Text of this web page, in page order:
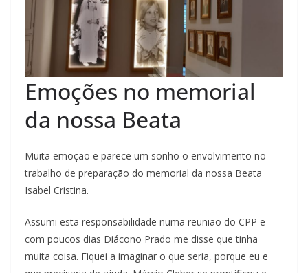
Emoções no memorial
da nossa Beata
Muita emoção e parece um sonho o envolvimento no
trabalho de preparação do memorial da nossa Beata
Isabel Cristina.
Assumi esta responsabilidade numa reunião do CPP e
com poucos dias Diácono Prado me disse que tinha
muita coisa. Fiquei a imaginar o que seria, porque eu e